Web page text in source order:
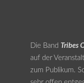
Die Band Tribes
auf der
zum Publikum.